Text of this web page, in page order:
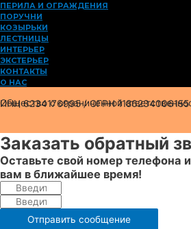
ПЕРИЛА И ОГРАЖДЕНИЯ
ПОРУЧНИ
КОЗЫРЬКИ
ЛЕСТНИЦЫ
ИНТЕРЬЕР
ЭКСТЕРЬЕР
КОНТАКТЫ
О НАС
Общество с ограниченной
ИНН 6234176995 / ОГРН 1186234006155
Заказать обратный
Оставьте свой номер телефона
вам в ближайшее время!
Отправить сообщение